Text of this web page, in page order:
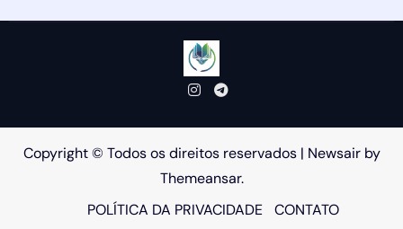
Copyright © Todos os direitos reservados | Newsairby
Themeansar.
POLÍTICA DA PRIVACIDADE
CONTATO